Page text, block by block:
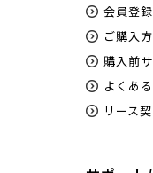
会員登
ご購入
購入前
よくあ
リース